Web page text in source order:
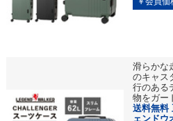
滑らかな
のキャス
行のある
物をガー
送料無料
ェンドウ